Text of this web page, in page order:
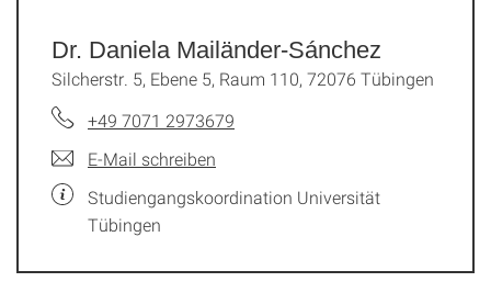
Dr. Daniela Mailänder-Sánchez
Silcherstr. 5, Ebene 5, Raum 110, 72076 Tübingen
+49 7071 2973679
E-Mail schreiben
Studiengangskoordination Universität
Tübingen